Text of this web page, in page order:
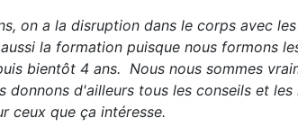
on a la disruption dans le corps avec
la formation puisque nous formons
bientôt 4 ans. Nous nous sommes
donnons d'ailleurs tous les conseils et
ceux que ça intéresse.